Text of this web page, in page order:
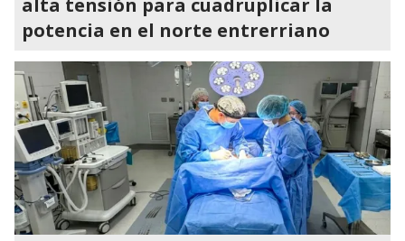
alta tensión para cuadruplicar la
potencia en el norte entrerriano